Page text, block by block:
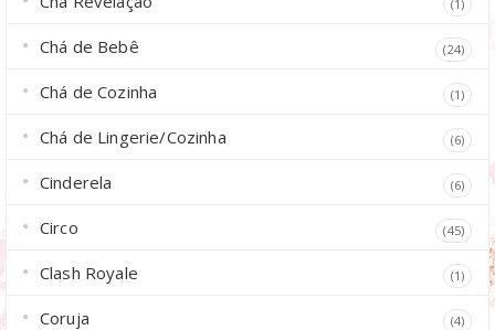
(1)
Chá de Bebê (24)
Chá de Cozinha (1)
Chá de Lingerie/Cozinha (6)
Cinderela (6)
Circo (45)
Clash Royale (1)
Coruja (4)